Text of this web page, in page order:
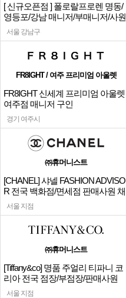
[ 신규오픈점 ] 폴로랄프로렌 명동/
영등포/강남 매니저/부매니저/사원
서울 강남구
FR8IGHT / 여주 프리미엄 아울렛
FR8IGHT 신세계 프리미엄 아울렛
여주점 매니저 구인
경기 여주시
㈜휴머니스트
[CHANEL] 샤넬 FASHION ADVISO
R 전국 백화점/면세점 판매사원 채
용
서울 지점
㈜휴머니스트
[Tiffany&co] 명품 주얼리 티파니 코
리아 전국 점장/부점장/판매사원
서울 지점